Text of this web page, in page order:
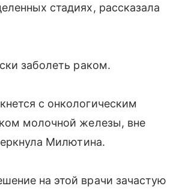
стадиях, рассказала
заболеть раком.
с онкологическим
молочной железы, вне
Милютина.
на этой врачи зачастую